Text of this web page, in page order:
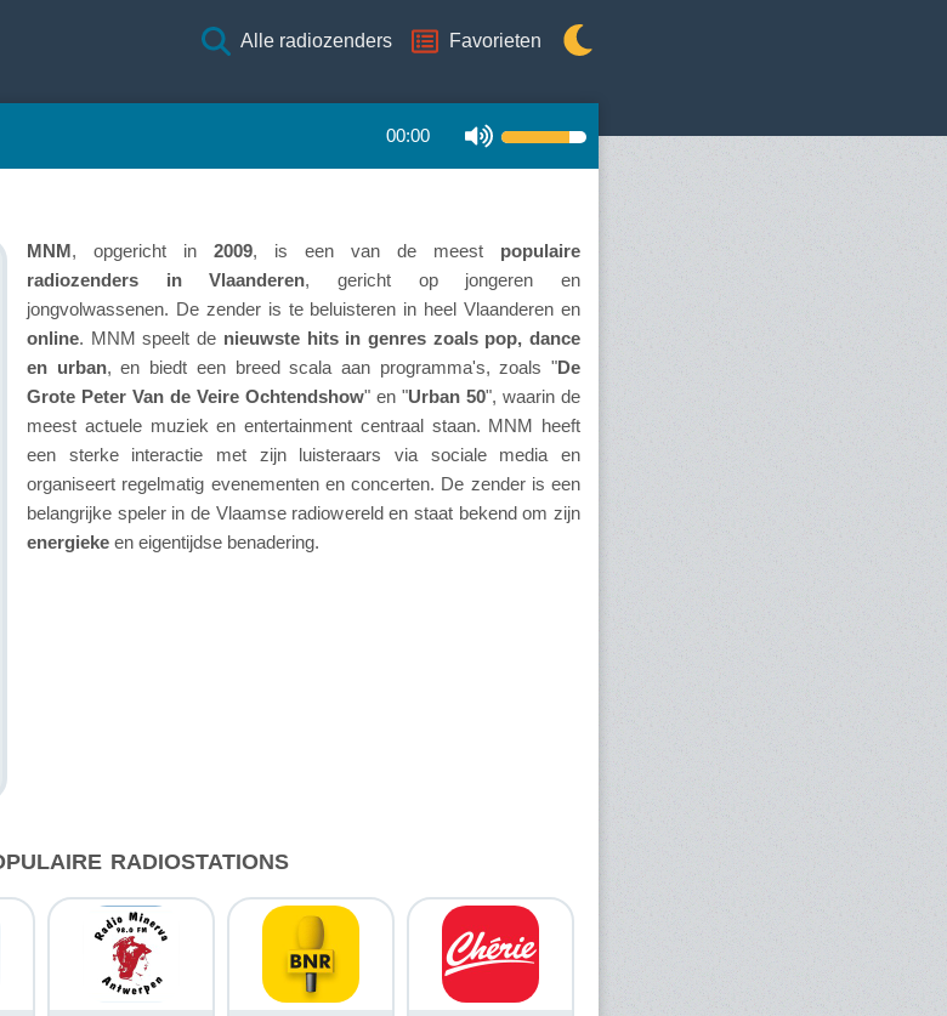
Alle radiozenders Favorieten
00:00
MNM, opgericht in 2009, is een van de meest populaire
radiozenders in Vlaanderen, gericht op jongeren en
jongvolwassenen. De zender is te beluisteren in heel Vlaanderen en
online. MNM speelt de nieuwste hits in genres zoals pop, dance
en urban, en biedt een breed scala aan programma's, zoals "De
Grote Peter Van de Veire Ochtendshow" en "Urban 50", waarin de
meest actuele muziek en entertainment centraal staan. MNM heeft
een sterke interactie met zijn luisteraars via sociale media en
organiseert regelmatig evenementen en concerten. De zender is een
belangrijke speler in de Vlaamse radiowereld en staat bekend om zijn
energieke en eigentijdse benadering.
RADIOSTATIONS